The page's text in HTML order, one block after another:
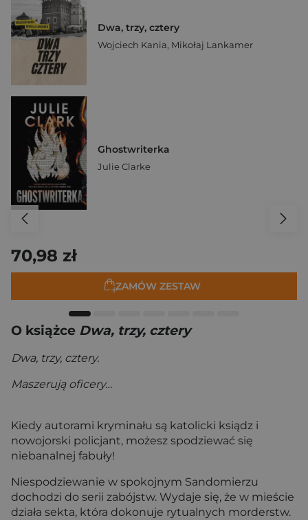
Dwa, trzy, cztery
Wojciech Kania, Mikołaj Lankamer
Ghostwriterka
Julie Clarke
70,98 zł
ZAMÓW ZESTAW
O książce Dwa, trzy, cztery
Dwa, trzy, cztery.
Maszerują oficery…
Kiedy autorami kryminału są katolicki ksiądz i
nowojorski policjant, możesz spodziewać się
niebanalnej fabuły!
Niespodziewanie w spokojnym Sandomierzu
dochodzi do serii zabójstw. Wydaje się, że w mieście
działa sekta, która dokonuje rytualnych morderstw.